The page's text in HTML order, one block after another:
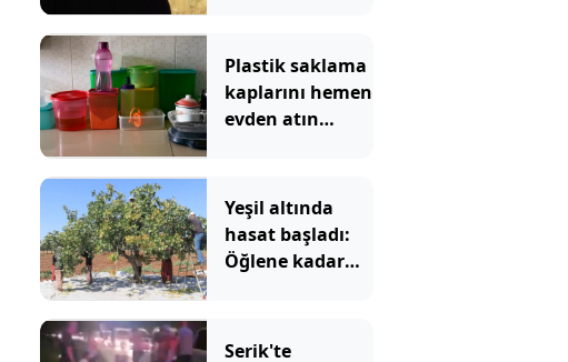
bekleniyor
Plastik saklama
kaplarını hemen
evden atın
Yeşil altında
hasat başladı:
Öğlene kadar
Serik'te